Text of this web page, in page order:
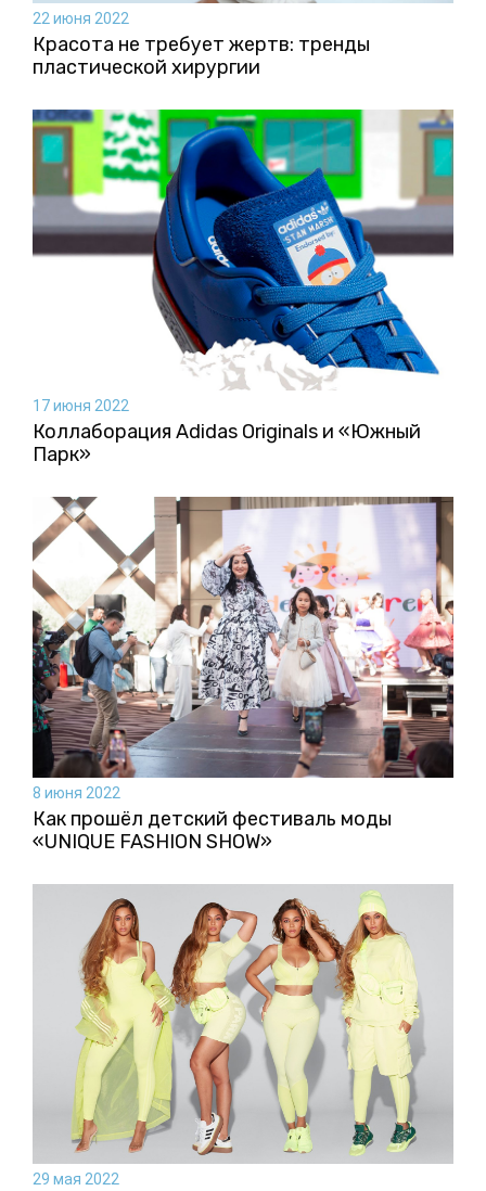
22 июня 2022
Красота не требует жертв: тренды
пластической хирургии
17 июня 2022
Коллаборация Аdidas Originals и «Южный
Парк»
8 июня 2022
Как прошёл детский фестиваль моды
«UNIQUE FASHION SHOW»
29 мая 2022